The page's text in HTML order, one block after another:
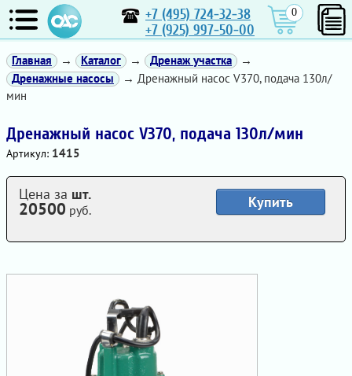
+7 (495) 724-32-38
+7 (925) 997-50-00
0
Главная → Каталог → Дренаж участка
→
Дренажные насосы
→ Дренажный насос V370, подача 130л/
мин
Дренажный насос V370, подача 130л/мин
Артикул: 1415
Купить
Цена за шт.
20500 руб.